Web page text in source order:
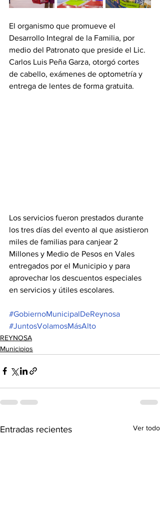
El organismo que promueve el
Desarrollo Integral de la Familia, por
medio del Patronato que preside el Lic.
Carlos Luis Peña Garza, otorgó cortes
de cabello, exámenes de optometría y
entrega de lentes de forma gratuita.
Los servicios fueron prestados durante
los tres días del evento al que asistieron
miles de familias para canjear 2
Millones y Medio de Pesos en Vales
entregados por el Municipio y para
aprovechar los descuentos especiales
en servicios y útiles escolares.
#GobiernoMunicipalDeReynosa
#JuntosVolamosMásAlto
REYNOSA
Municipios
Entradas recientes Ver todo